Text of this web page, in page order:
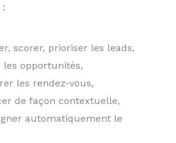
scorer, prioriser les leads,
les opportunités,
les rendez-vous,
de façon contextuelle,
automatiquement le